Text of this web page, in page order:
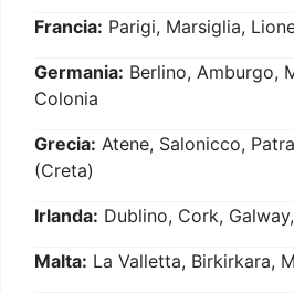
Francia: Parigi, Marsiglia,
Germania: Berlino, Amburgo,
Colonia
Grecia: Atene, Salonicco,
(Creta)
Irlanda: Dublino, Cork,
Malta: La Valletta, Birkirkara,